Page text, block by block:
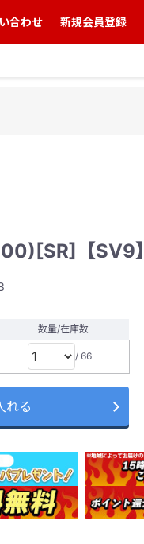
合わせ 新規会員登録
【SV9】
数量/在庫数
/ 66
れる